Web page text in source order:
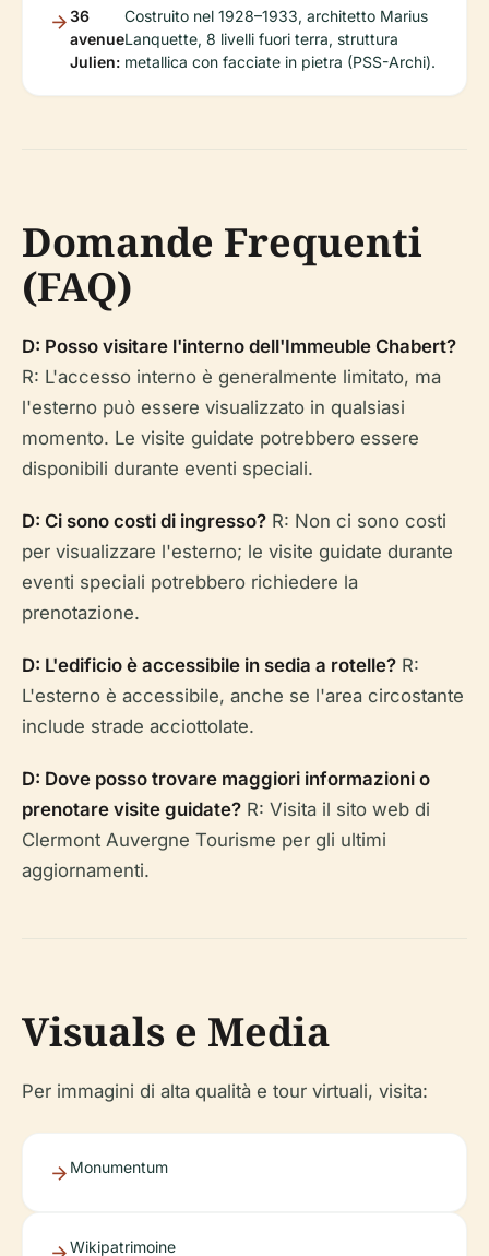
36
avenue
Julien:
Costruito nel 1928–1933, architetto Marius
Lanquette, 8 livelli fuori terra, struttura
metallica con facciate in pietra (PSS-Archi).
Domande Frequenti
(FAQ)
D: Posso visitare l'interno dell'Immeuble Chabert?
R: L'accesso interno è generalmente limitato, ma
l'esterno può essere visualizzato in qualsiasi
momento. Le visite guidate potrebbero essere
disponibili durante eventi speciali.
D: Ci sono costi di ingresso? R: Non ci sono costi
per visualizzare l'esterno; le visite guidate durante
eventi speciali potrebbero richiedere la
prenotazione.
D: L'edificio è accessibile in sedia a rotelle? R:
L'esterno è accessibile, anche se l'area circostante
include strade acciottolate.
D: Dove posso trovare maggiori informazioni o
prenotare visite guidate? R: Visita il sito web di
Clermont Auvergne Tourisme per gli ultimi
aggiornamenti.
Visuals e Media
Per immagini di alta qualità e tour virtuali, visita:
Monumentum
Wikipatrimoine